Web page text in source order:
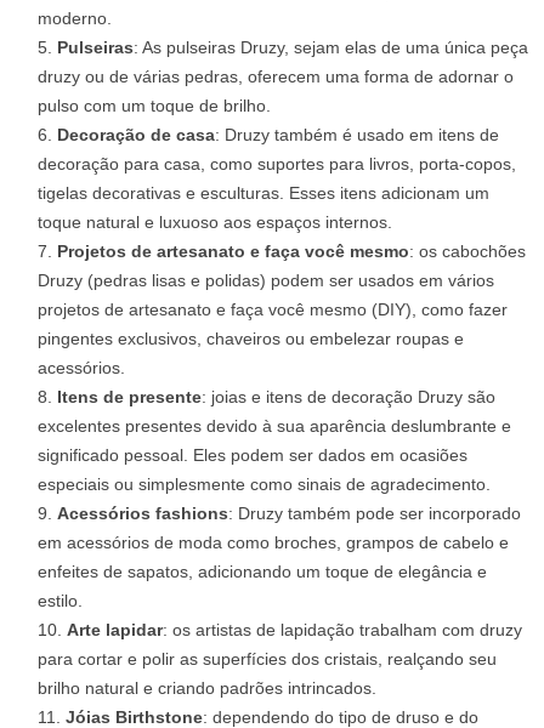
moderno.
Pulseiras: As pulseiras Druzy, sejam elas de uma única peça
druzy ou de várias pedras, oferecem uma forma de adornar o
pulso com um toque de brilho.
Decoração de casa: Druzy também é usado em itens de
decoração para casa, como suportes para livros, porta-copos,
tigelas decorativas e esculturas. Esses itens adicionam um
toque natural e luxuoso aos espaços internos.
Projetos de artesanato e faça você mesmo: os cabochões
Druzy (pedras lisas e polidas) podem ser usados ​​em vários
projetos de artesanato e faça você mesmo (DIY), como fazer
pingentes exclusivos, chaveiros ou embelezar roupas e
acessórios.
Itens de presente: joias e itens de decoração Druzy são
excelentes presentes devido à sua aparência deslumbrante e
significado pessoal. Eles podem ser dados em ocasiões
especiais ou simplesmente como sinais de agradecimento.
Acessórios fashions: Druzy também pode ser incorporado
em acessórios de moda como broches, grampos de cabelo e
enfeites de sapatos, adicionando um toque de elegância e
estilo.
Arte lapidar: os artistas de lapidação trabalham com druzy
para cortar e polir as superfícies dos cristais, realçando seu
brilho natural e criando padrões intrincados.
Jóias Birthstone: dependendo do tipo de druso e do